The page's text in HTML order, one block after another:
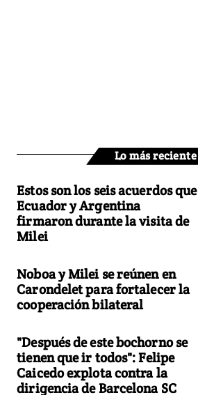
Lo más reciente
Estos son los seis acuerdos que
Ecuador y Argentina
firmaron durante la visita de
Milei
Noboa y Milei se reúnen en
Carondelet para fortalecer la
cooperación bilateral
"Después de este bochorno se
tienen que ir todos": Felipe
Caicedo explota contra la
dirigencia de Barcelona SC